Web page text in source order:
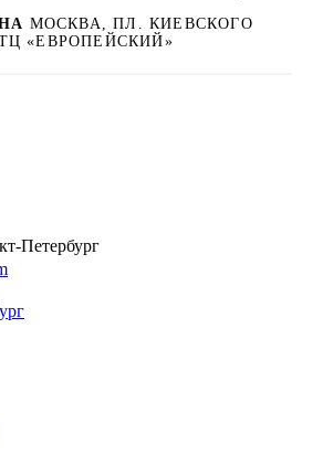
МОСКВА, ПЛ. КИЕВСКОГО
«ЕВРОПЕЙСКИЙ»
Петербург